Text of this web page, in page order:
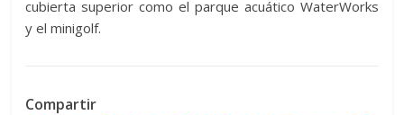
cubierta superior como el parque acuático WaterWorks
y el minigolf.
Compartir